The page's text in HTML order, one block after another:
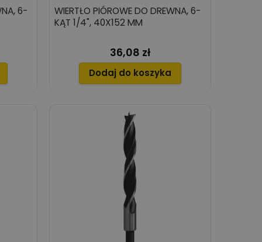
6-
WIERTŁO PIÓROWE DO DREWNA, 6-
KĄT 1/4", 40X152 MM
Cena
36,08 zł
Dodaj do koszyka